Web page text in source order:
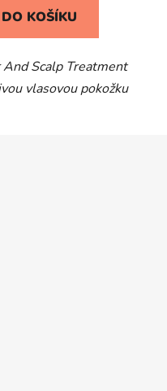
DO KOŠÍKU
Scalp Treatment
vlasovou pokožku